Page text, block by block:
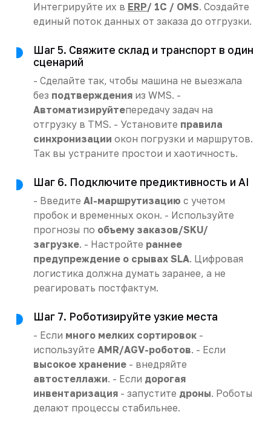
Интегрируйте их в ERP/ 1С / OMS. Создайте
единый поток данных от заказа до отгрузки.
Шаг 5. Свяжите склад и транспорт в один
сценарий
- Сделайте так, чтобы машина не выезжала
без подтвержденияиз WMS. -
Автоматизируйтепередачу задач на
отгрузку в TMS. - Установите правила
синхронизации окон погрузки и маршрутов.
Так вы устраните простои и хаотичность.
Шаг 6. Подключите предиктивность и AI
- Введите AI-маршрутизацию с учетом
пробок и временных окон. - Используйте
прогнозы по объему заказов/SKU/
загрузке. - Настройте раннее
предупреждение о срывах SLA. Цифровая
логистика должна думать заранее, а не
реагировать постфактум.
Шаг 7. Роботизируйте узкие места
- Если много мелких сортировок-
используйте AMR/AGV-роботов. - Если
высокое хранение- внедряйте
автостеллажи. - Если дорогая
инвентаризация- запустите дроны. Роботы
делают процессы стабильнее.